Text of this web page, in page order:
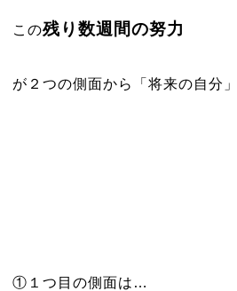
この残り数週間の努力
が２つの側面から「将来の自分
①１つ目の側面は…